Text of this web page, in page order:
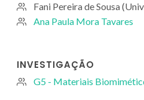
Fani Pereira de Sousa
Ana Paula Mora Tavares
INVESTIGAÇÃO
G5 - Materiais